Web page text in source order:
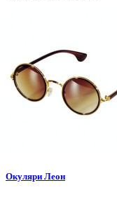
Окуляри Леон